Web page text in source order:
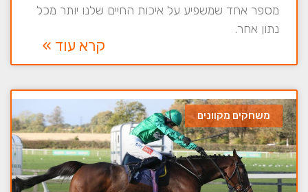
מספר אחד שמשפיע על איכות החיים שלנו יותר מכל
נתון אחר.
קרא עוד »
משחקים מקוונים